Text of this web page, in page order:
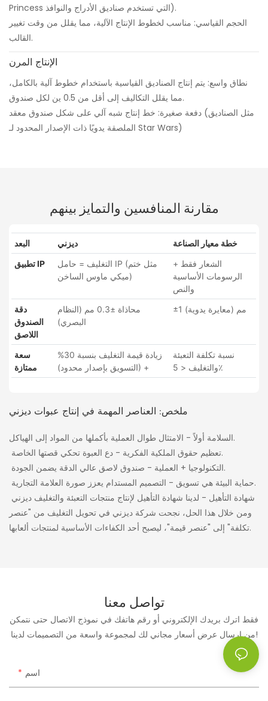
Princess التي تستخدم صناديق الأدراج والنوافذ).
الحجم القياسي: مناسب لخطوط الإنتاج الآلية، مما يقلل من وقت تغيير
القالب.
الإنتاج المرن
نطاق واسع: يتم إنتاج الصناديق القياسية باستخدام خطوط آلية بالكامل،
مما يقلل التكاليف إلى أقل من 0.5 ين لكل صندوق.
دفعة صغيرة: خط إنتاج شبه آلي على شكل صندوق معقد (مثل الصناديق
الملصقة يدويًا ذات الإصدار المحدود لـ Star Wars)
مقارنة المنافسين والتمايز بينهم
البعد ديزني
خطة معيار الصناعة
تطبيق IP
التغليف = حامل IP (مثل ختم
ميكي ماوس الساخن)
الشعار فقط +
الرسومات الأساسية
والنص
دقة
الصندوق
اللاصق
محاذاة ±0.3 مم (النظام
البصري)
±1 مم (معايرة يدوية)
سعة
ممتازة
زيادة قيمة التغليف بنسبة 30%
+ (التسويق بإصدار محدود)
نسبة تكلفة التعبئة
والتغليف < 5٪
ملخص: العناصر المهمة في إنتاج عبوات ديزني
السلامة أولاً - الامتثال طوال العملية بأكملها من المواد إلى الهياكل.
تعظيم حقوق الملكية الفكرية - دع العبوة تحكي قصتها الخاصة.
التكنولوجيا + العملية - صندوق لاصق عالي الدقة يضمن الجودة.
حماية البيئة هي تسويق - التصميم المستدام يعزز صورة العلامة التجارية.
شهادة التأهيل - لدينا شهادة التأهيل لإنتاج منتجات التعبئة والتغليف ديزني
ومن خلال هذا الحل، نجحت شركة ديزني في تحويل التغليف من "عنصر
تكلفة" إلى "عنصر قيمة"، ليصبح أحد الكفاءات الأساسية لمنتجات ألعابها.
تواصل معنا
فقط اترك بريدك الإلكتروني أو رقم هاتفك في نموذج الاتصال حتى نتمكن
من إرسال عرض أسعار مجاني لك لمجموعة واسعة من التصميمات لدينا!
اسم